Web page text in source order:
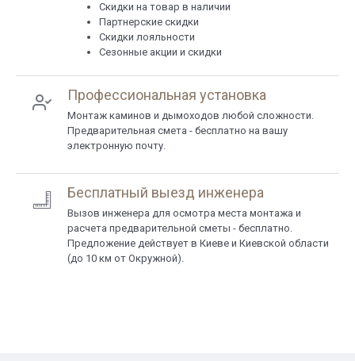
Скидки на товар в наличии
Партнерские скидки
Скидки лояльности
Сезонные акции и скидки
Профессиональная установка
Монтаж каминов и дымоходов любой сложности.
Предварительная смета - бесплатно на вашу
электронную почту.
Бесплатный выезд инженера
Вызов инженера для осмотра места монтажа и
расчета предварительной сметы - бесплатно.
Предложение действует в Киеве и Киевской области
(до 10 км от Окружной).